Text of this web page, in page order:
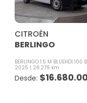
CITROËN
BERLINGO
BERLINGO 1.5 M BLUEHDI 100
2025
28.279 km
$